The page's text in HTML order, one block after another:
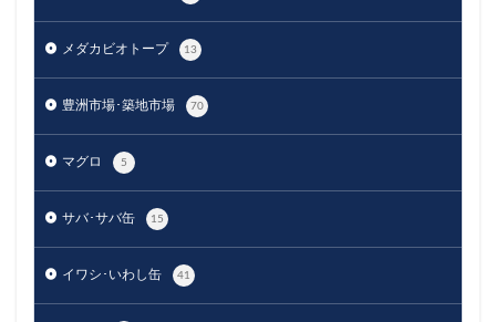
メダカビオトープ 13
豊洲市場･築地市場 70
マグロ 5
サバ･サバ缶 15
イワシ･いわし缶 41